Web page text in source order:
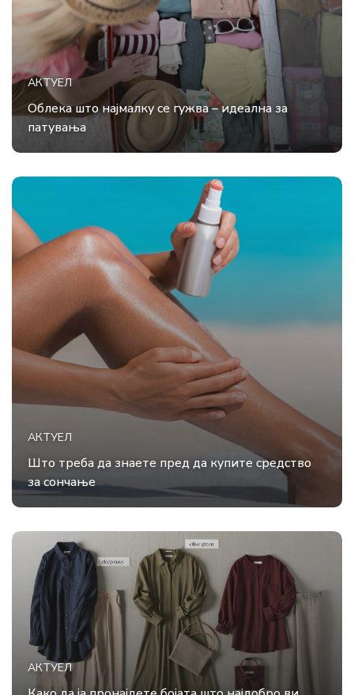
АКТУЕЛ
Облека што најмалку се гужва – идеална за
патувања
АКТУЕЛ
Што треба да знаете пред да купите средство
за сончање
АКТУЕЛ